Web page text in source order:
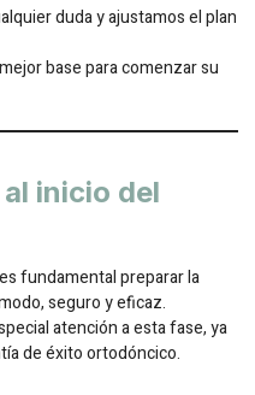
duda y ajustamos el plan
base para comenzar su
inicio del
fundamental preparar la
seguro y eficaz.
atención a esta fase, ya
de éxito ortodóncico.